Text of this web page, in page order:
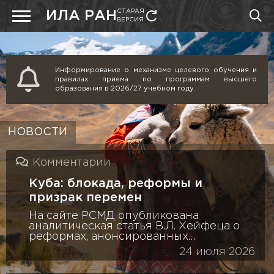
ИЛА РАН
СТАРАЯ
ВЕРСИЯ
Информирование о механизме целевого обучения и
правилах приема по программам высшего
образования в 2026/27 учебном году.
НОВОСТИ
Комментарии
Куба: блокада, реформы и
призрак перемен
На сайте РСМД опубликована
аналитическая статья В.Л. Хейфеца о
реформах, анонсированных
кубинским
24 июля 2026